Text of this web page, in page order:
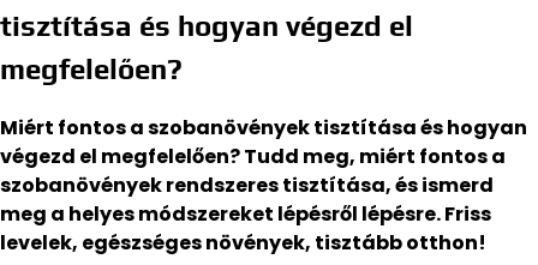
tisztítása és hogyan végezd el
megfelelően?
Miért fontos a szobanövények tisztítása és hogyan
végezd el megfelelően? Tudd meg, miért fontos a
szobanövények rendszeres tisztítása, és ismerd
meg a helyes módszereket lépésről lépésre. Friss
levelek, egészséges növények, tisztább otthon!